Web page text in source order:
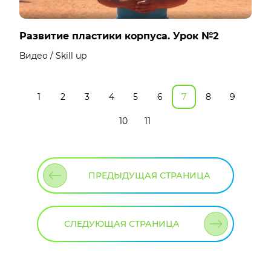
Развитие пластики корпуса. Урок №2
Видео / Skill up
ПРЕДЫДУЩАЯ СТРАНИЦА
1 2 3 4 5 6 7 8 9
10 11
СЛЕДУЮЩАЯ СТРАНИЦА